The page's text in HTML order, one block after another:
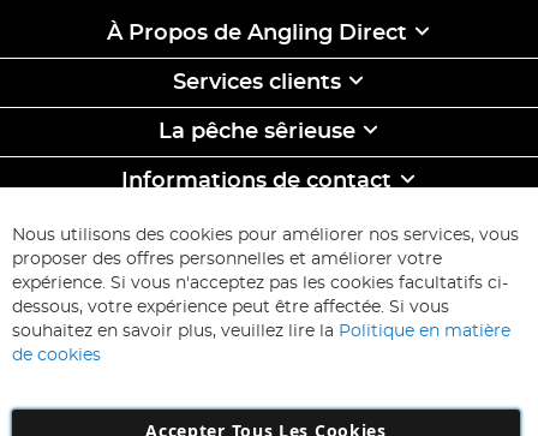
À Propos de Angling Direct
Services clients
La pêche sêrieuse
Informations de contact
ABONNEZ-VOUS & ECONOMISEZ
Inscription
à
d’information
:
Inscription
Nous utilisons des cookies pour améliorer nos services, vous
proposer des offres personnelles et améliorer votre
expérience. Si vous n'acceptez pas les cookies facultatifs ci-
dessous, votre expérience peut être affectée. Si vous
souhaitez en savoir plus, veuillez lire la Politique en matière
de cookies
Accepter Tous Les Cookies